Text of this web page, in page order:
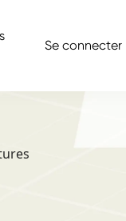
Se connecter